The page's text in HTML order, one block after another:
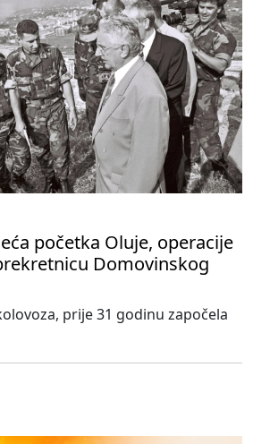
početka Oluje, operacije
Domovinskog
prije 31 godinu započela